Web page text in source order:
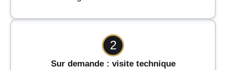
2
Sur demande : visite technique